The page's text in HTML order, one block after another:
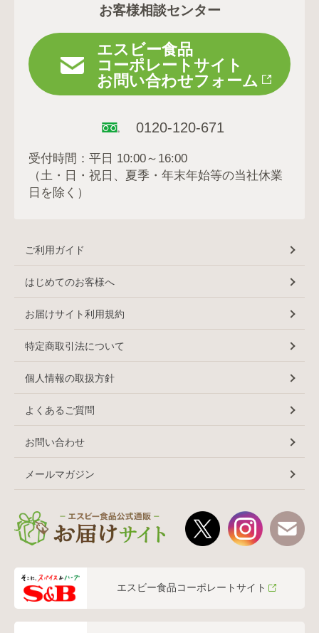
お客様相談センター
エスビー食品
コーポレートサイト
お問い合わせフォーム
0120-120-671
受付時間：平日 10:00～16:00
（土・日・祝日、夏季・年末年始等の当社休業
日を除く）
ご利用ガイド
はじめてのお客様へ
お届けサイト利用規約
特定商取引法について
個人情報の取扱方針
よくあるご質問
お問い合わせ
メールマガジン
エスビー食品コーポレートサイト